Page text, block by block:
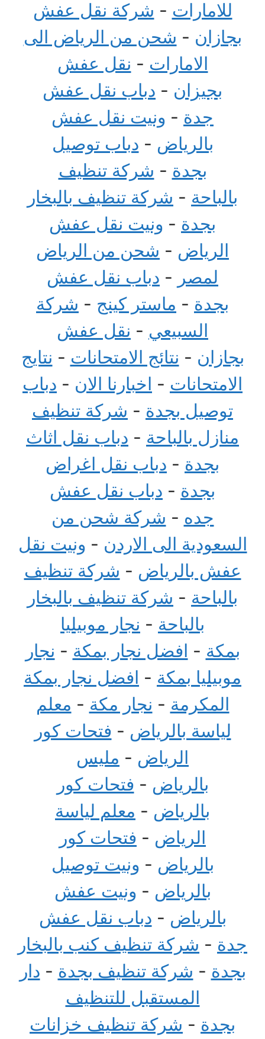
للامارات - شركة نقل عفش
بجازان - شحن من الرياض الى
الامارات - نقل عفش
بجيزان - دباب نقل عفش
جدة - ونيت نقل عفش
بالرياض - دباب توصيل
بجدة - شركة تنظيف
بالباحة - شركة تنظيف بالبخار
بجدة - ونيت نقل عفش
الرياض - شحن من الرياض
لمصر - دباب نقل عفش
بجدة - ماستر كينج - شركة
السبيعي - نقل عفش
بجازان - نتائج الامتحانات - نتايج
الامتحانات - اخبارنا الان - دباب
توصيل بجدة - شركة تنظيف
منازل بالباحة - دباب نقل اثاث
بجدة - دباب نقل اغراض
بجدة - دباب نقل عفش
جده - شركة شحن من
السعودية الى الاردن - ونيت نقل
عفش بالرياض - شركة تنظيف
بالباحة - شركة تنظيف بالبخار
بالباحة - نجار موبيليا
بمكة - افضل نجار بمكة - نجار
موبيليا بمكة - افضل نجار بمكة
المكرمة - نجار مكة - معلم
لياسة بالرياض - فتحات كور
الرياض - مليس
بالرياض - فتحات كور
بالرياض - معلم لياسة
الرياض - فتحات كور
بالرياض - ونيت توصيل
بالرياض - ونيت عفش
بالرياض - دباب نقل عفش
جدة - شركة تنظيف كنب بالبخار
بجدة - شركة تنظيف بجدة - دار
المستقبل للتنظيف
بجدة - شركة تنظيف خزانات